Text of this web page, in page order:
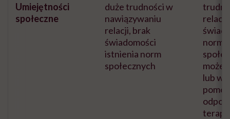
Umiejętności
społeczne
duże trudności w
nawiązywaniu
relacji, brak
świadomości
istnienia norm
społecznych
norm
może
lub
terapii